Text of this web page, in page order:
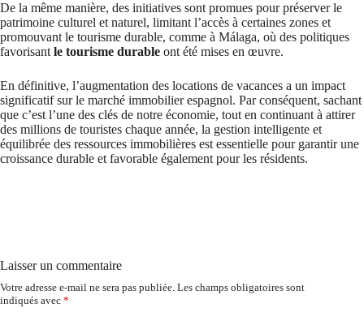
De la même manière, des initiatives sont promues pour préserver le
patrimoine culturel et naturel, limitant l’accès à certaines zones et
promouvant le tourisme durable, comme à Málaga, où des politiques
favorisant le tourisme durable ont été mises en œuvre.
En définitive, l’augmentation des locations de vacances a un impact
significatif sur le marché immobilier espagnol. Par conséquent, sachant
que c’est l’une des clés de notre économie, tout en continuant à attirer
des millions de touristes chaque année, la gestion intelligente et
équilibrée des ressources immobilières est essentielle pour garantir une
croissance durable et favorable également pour les résidents.
Laisser un commentaire
Votre adresse e-mail ne sera pas publiée. Les champs obligatoires sont
indiqués avec *